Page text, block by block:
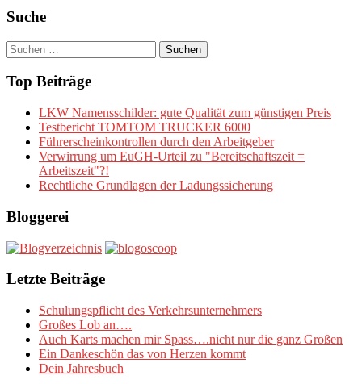
Suche
Suchen
nach:
Top Beiträge
LKW Namensschilder: gute Qualität zum günstigen Preis
Testbericht TOMTOM TRUCKER 6000
Führerscheinkontrollen durch den Arbeitgeber
Verwirrung um EuGH-Urteil zu "Bereitschaftszeit =
Arbeitszeit"?!
Rechtliche Grundlagen der Ladungssicherung
Bloggerei
Letzte Beiträge
Schulungspflicht des Verkehrsunternehmers
Großes Lob an….
Auch Karts machen mir Spass….nicht nur die ganz Großen
Ein Dankeschön das von Herzen kommt
Dein Jahresbuch